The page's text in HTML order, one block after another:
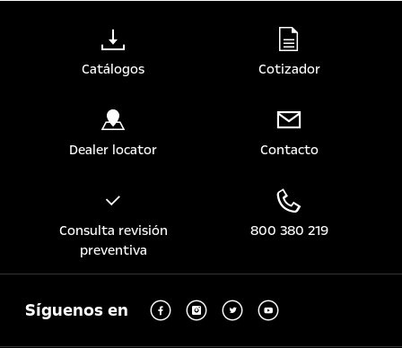
Catálogos Cotizador
Dealer locator Contacto
Consulta revisión
preventiva
800 380 219
Síguenos en